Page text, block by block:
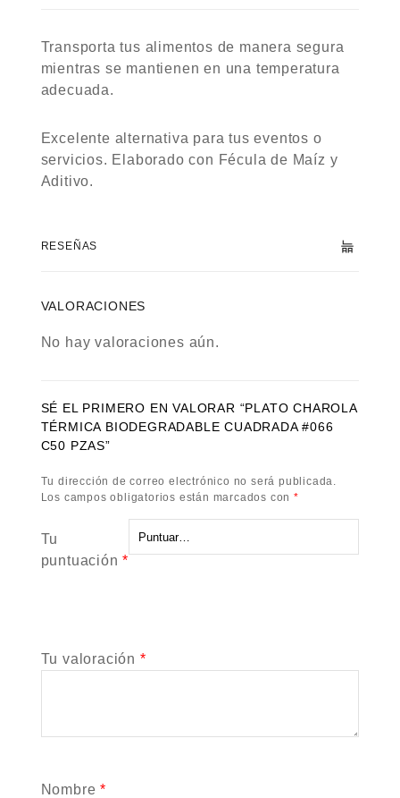
Transporta tus alimentos de manera segura
mientras se mantienen en una temperatura
adecuada.
Excelente alternativa para tus eventos o
servicios. Elaborado con Fécula de Maíz y
Aditivo.
RESEÑAS
VALORACIONES
No hay valoraciones aún.
SÉ EL PRIMERO EN VALORAR “PLATO CHAROLA
TÉRMICA BIODEGRADABLE CUADRADA #066
C50 PZAS”
Tu dirección de correo electrónico no será publicada.
Los campos obligatorios están marcados con *
Tu
puntuación*
Tu valoración *
Nombre*